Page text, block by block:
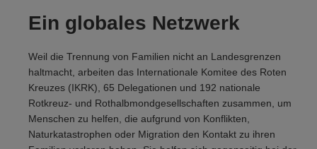
Ein globales Netzwerk
Weil die Trennung von Familien nicht an Landesgrenzen
haltmacht, arbeiten das Internationale Komitee des Roten
Kreuzes (IKRK), 65 Delegationen und 192 nationale
Rotkreuz- und Rothalbmondgesellschaften zusammen, um
Menschen zu helfen, die aufgrund von Konflikten,
Naturkatastrophen oder Migration den Kontakt zu ihren